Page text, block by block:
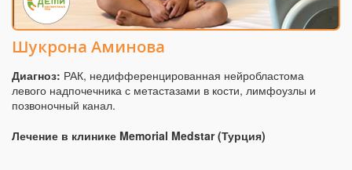
Шукрона Аминова
Диагноз: РАК, недифференцированная нейробластома
левого надпочечника с метастазами в кости, лимфоузлы и
позвоночный канал.
Лечение в клинике Memorial Medstar (Турция)